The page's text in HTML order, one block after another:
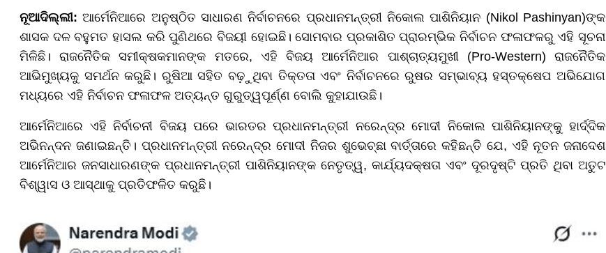
ନୂଆଦିଲ୍ଲୀ: ଆର୍ମେନିଆରେ ଅନୁଷ୍ଠିତ ସାଧାରଣ ନିର୍ବାଚନରେ ପ୍ରଧାନମନ୍ତ୍ରୀ ନିକୋଲ ପାଶିନିୟାନ (Nikol Pashinyan)ଙ୍କ
ଶାସକ ଦଳ ବହୁମତ ହାସଲ କରି ପୁଣିଥରେ ବିଜୟୀ ହୋଇଛି। ସୋମବାର ପ୍ରକାଶିତ ପ୍ରାରମ୍ଭିକ ନିର୍ବାଚନ ଫଳାଫଳରୁ ଏହି ସୂଚନା
ମିଳିଛି। ରାଜନୈତିକ ସମୀକ୍ଷକମାନଙ୍କ ମତରେ, ଏହି ବିଜୟ ଆର୍ମେନିଆର ପାଶ୍ଚାତ୍ୟମୁଖୀ (Pro-Western) ରାଜନୈତିକ
ଆଭିମୁଖ୍ୟକୁ ସମର୍ଥନ କରୁଛି। ରୁଷିଆ ସହିତ ବଢ଼ୁଥିବା ତିକ୍ତତା ଏବଂ ନିର୍ବାଚନରେ ରୁଷର ସମ୍ଭାବ୍ୟ ହସ୍ତକ୍ଷେପ ଅଭିଯୋଗ
ମଧ୍ୟରେ ଏହି ନିର୍ବାଚନ ଫଳାଫଳ ଅତ୍ୟନ୍ତ ଗୁରୁତ୍ୱପୂର୍ଣ୍ଣ ବୋଲି କୁହାଯାଉଛି।
ଆର୍ମେନିଆରେ ଏହି ନିର୍ବାଚନୀ ବିଜୟ ପରେ ଭାରତର ପ୍ରଧାନମନ୍ତ୍ରୀ ନରେନ୍ଦ୍ର ମୋଦୀ ନିକୋଲ ପାଶିନିୟାନଙ୍କୁ ହାର୍ଦ୍ଦିକ
ଅଭିନନ୍ଦନ ଜଣାଇଛନ୍ତି। ପ୍ରଧାନମନ୍ତ୍ରୀ ନରେନ୍ଦ୍ର ମୋଦୀ ନିଜର ଶୁଭେଚ୍ଛା ବାର୍ତ୍ତାରେ କହିଛନ୍ତି ଯେ, ଏହି ନୂତନ ଜନାଦେଶ
ଆର୍ମେନିଆର ଜନସାଧାରଣଙ୍କ ପ୍ରଧାନମନ୍ତ୍ରୀ ପାଶିନିୟାନଙ୍କ ନେତୃତ୍ୱ, କାର୍ଯ୍ୟଦକ୍ଷତା ଏବଂ ଦୂରଦୃଷ୍ଟି ପ୍ରତି ଥିବା ଅତୁଟ
ବିଶ୍ୱାସ ଓ ଆସ୍ଥାକୁ ପ୍ରତିଫଳିତ କରୁଛି।